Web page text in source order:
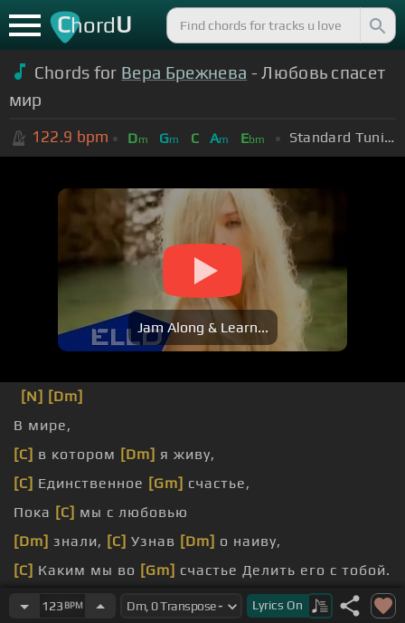
ChordU
Chords for Вера Брежнева - Любовь спасет
мир
122.9 bpm Dm Gm C Am Ebm Standard Tuning (EADGBE)
Jam Along & Learn...
[N] [Dm]
В мире,
[C] в котором [Dm] я живу,
[C] Единственное [Gm] счастье,
Пока [C] мы с любовью
[Dm] знали, [C] Узнав [Dm] о наиву,
[C] Каким мы во [Gm] счастье Делить его с тобой.
Жила-была девочка Усадистая в[C]космах,
123 BPM Lyrics On